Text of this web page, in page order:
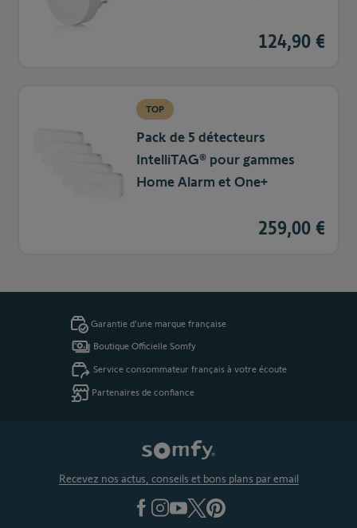
124,90 €
TOP
Pack de 5 détecteurs
IntelliTAG® pour gammes
Home Alarm et One+
259,00 €
Garantie d'une marque française
Boutique Officielle Somfy
Service consommateur français à votre écoute
Partenaires de confiance
Recevez nos actus, conseils et bons plans par email